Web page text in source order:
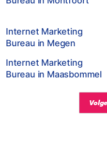
Internet Marketing
Bureau in Megen
Internet Marketing
Bureau in Maasbommel